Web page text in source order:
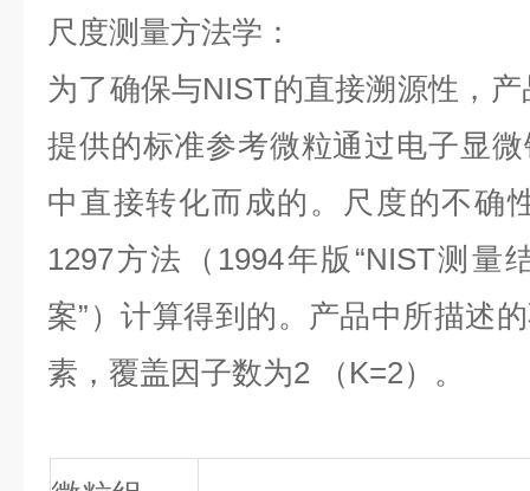
尺度测量方法学：
为了确保与NIST的直接溯源性，
提供的标准参考微粒通过电子显
中直接转化而成的。尺度的不确
1297方法（1994年版“NIST测量
案”）计算得到的。产品中所描述
素，覆盖因子数为2 （K=2）。